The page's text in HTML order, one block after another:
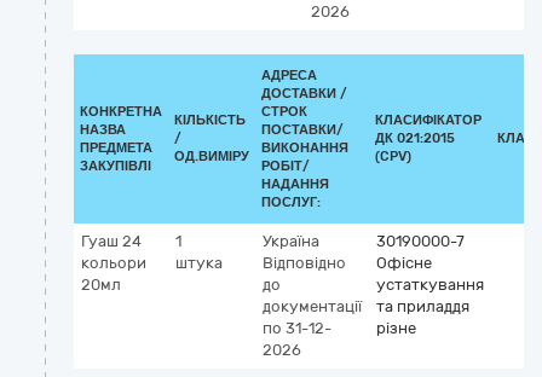
2026
КОНКРЕТНА
НАЗВА
ПРЕДМЕТА
ЗАКУПІВЛІ
КІЛЬКІСТЬ
/
ОД.ВИМІРУ
АДРЕСА
ДОСТАВКИ /
СТРОК
ПОСТАВКИ/
ВИКОНАННЯ
РОБІТ/
НАДАННЯ
ПОСЛУГ:
КЛАСИФІКАТОР
ДК 021:2015
(CPV)
Гуаш 24
кольори
20мл
1
штука
Україна
Відповідно
до
документації
по 31-12-
2026
30190000-7
Офісне
устаткування
та приладдя
різне